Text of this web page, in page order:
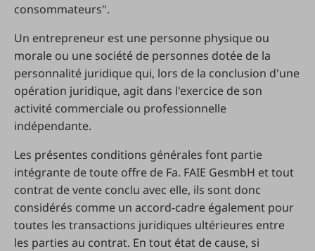
consommateurs".
Un entrepreneur est une personne physique ou
morale ou une société de personnes dotée de la
personnalité juridique qui, lors de la conclusion d'une
opération juridique, agit dans l'exercice de son
activité commerciale ou professionnelle
indépendante.
Les présentes conditions générales font partie
intégrante de toute offre de Fa. FAIE GesmbH et tout
contrat de vente conclu avec elle, ils sont donc
considérés comme un accord-cadre également pour
toutes les transactions juridiques ultérieures entre
les parties au contrat. En tout état de cause, si